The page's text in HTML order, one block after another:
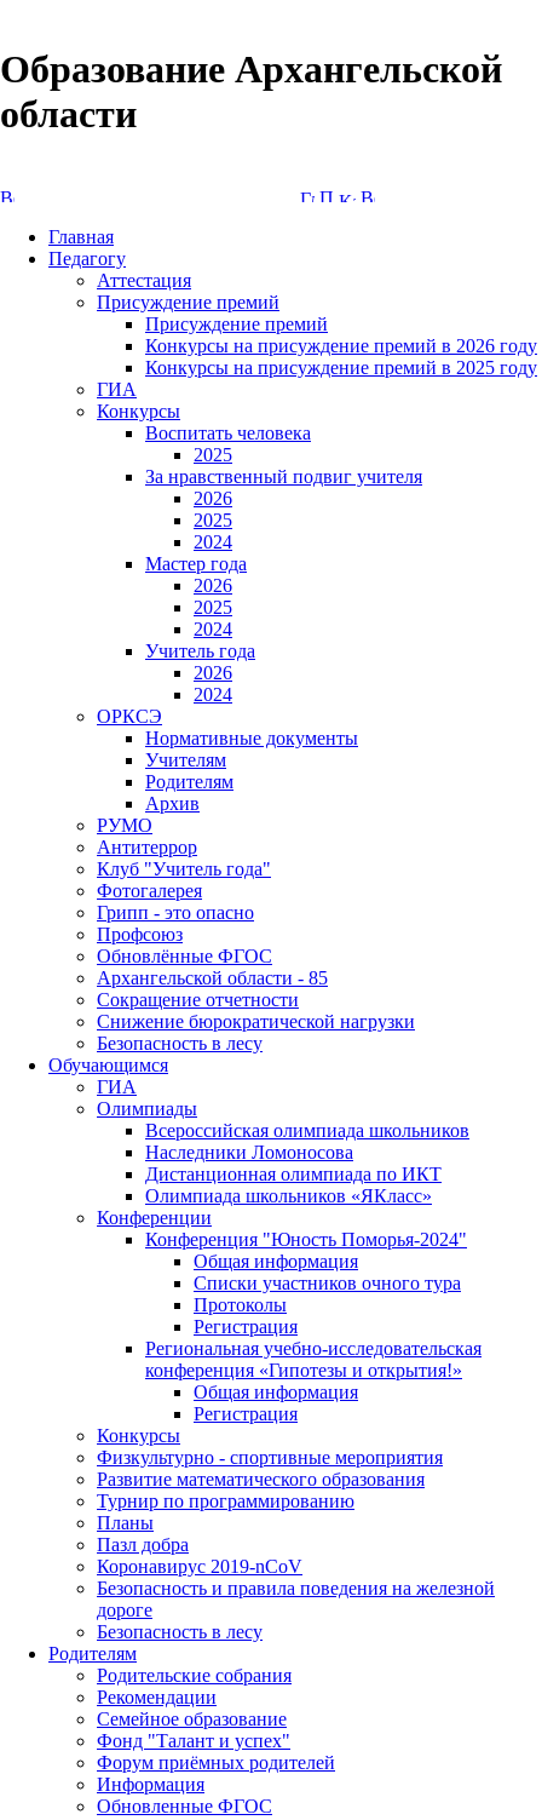
Образование Архангельской
области
Главная
Педагогу
Аттестация
Присуждение премий
Присуждение премий
Конкурсы на присуждение премий в 2026 году
Конкурсы на присуждение премий в 2025 году
ГИА
Конкурсы
Воспитать человека
2025
За нравственный подвиг учителя
2026
2025
2024
Мастер года
2026
2025
2024
Учитель года
2026
2024
ОРКСЭ
Нормативные документы
Учителям
Родителям
Архив
РУМО
Антитеррор
Клуб "Учитель года"
Фотогалерея
Грипп - это опасно
Профсоюз
Обновлённые ФГОС
Архангельской области - 85
Сокращение отчетности
Снижение бюрократической нагрузки
Безопасность в лесу
Обучающимся
ГИА
Олимпиады
Всероссийская олимпиада школьников
Наследники Ломоносова
Дистанционная олимпиада по ИКТ
Олимпиада школьников «ЯКласс»
Конференции
Конференция "Юность Поморья-2024"
Общая информация
Списки участников очного тура
Протоколы
Регистрация
Региональная учебно-исследовательская
конференция «Гипотезы и открытия!»
Общая информация
Регистрация
Конкурсы
Физкультурно - спортивные мероприятия
Развитие математического образования
Турнир по программированию
Планы
Пазл добра
Коронавирус 2019-nCoV
Безопасность и правила поведения на железной
дороге
Безопасность в лесу
Родителям
Родительские собрания
Рекомендации
Семейное образование
Фонд "Талант и успех"
Форум приёмных родителей
Информация
Обновленные ФГОС